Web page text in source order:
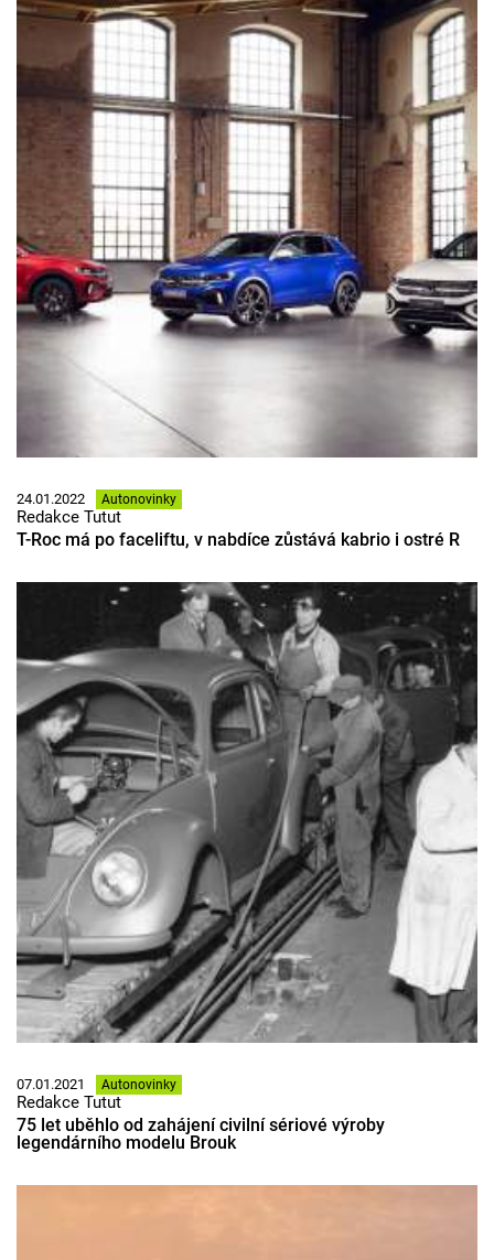
24.01.2022 Autonovinky
Redakce Tutut
T-Roc má po faceliftu, v nabdíce zůstává kabrio i ostré R
07.01.2021 Autonovinky
Redakce Tutut
75 let uběhlo od zahájení civilní sériové výroby
legendárního modelu Brouk